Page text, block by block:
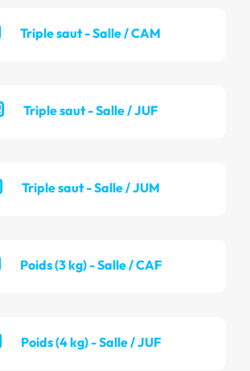
Triple saut - Salle / CAM
Triple saut - Salle / JUF
Triple saut - Salle / JUM
Poids (3 kg) - Salle / CAF
Poids (4 kg) - Salle / JUF